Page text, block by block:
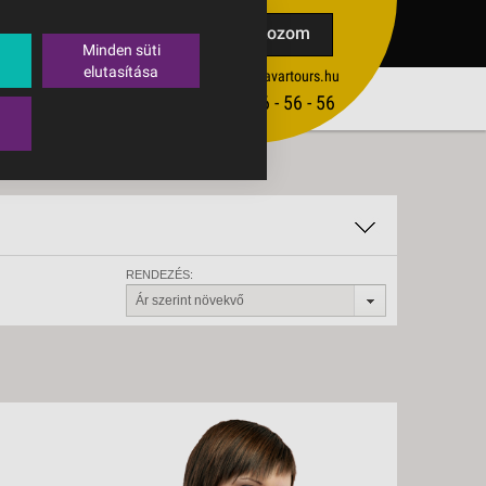
Feliratkozom
ertekesites@budavartours.hu
(+36­ 1) 3 - 56 - 56 - 56
TIPPEK
RENDEZÉS:
Ár szerint növekvő
Minden süti
elutasítása